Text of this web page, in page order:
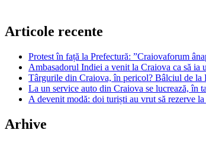
Articole recente
Protest în față la Prefectură: ”Craiovaforum
Ambasadorul Indiei a venit la Craiova ca să ia
Târgurile din Craiova, în pericol? Bâlciul de la
La un service auto din Craiova se lucrează, în
A devenit modă: doi turiști au vrut să rezerve
Arhive